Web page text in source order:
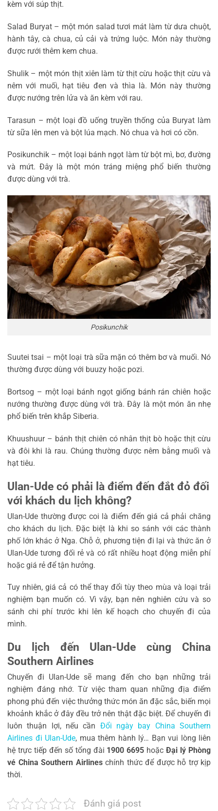
kèm với súp thịt.
Salad Buryat – một món salad tươi mát làm từ dưa chuột,
hành tây, cà chua, củ cải và trứng luộc. Món này thường
được rưới thêm kem chua.
Shulik – một món thịt xiên làm từ thịt cừu hoặc thịt cừu và
nêm với muối, hạt tiêu đen và thìa là. Món này thường
được nướng trên lửa và ăn kèm với rau.
Tarasun – một loại đồ uống truyền thống của Buryat làm
từ sữa lên men và bột lúa mạch. Nó chua và hơi có cồn.
Posikunchik – một loại bánh ngọt làm từ bột mì, bơ, đường
và mứt. Đây là một món tráng miệng phổ biến thường
được dùng với trà.
Posikunchik
Suutei tsai – một loại trà sữa mặn có thêm bơ và muối. Nó
thường được dùng với buuzy hoặc pozi.
Bortsog – một loại bánh ngọt giống bánh rán chiên hoặc
nướng thường được dùng với trà. Đây là một món ăn nhẹ
phổ biến trên khắp Siberia.
Khuushuur – bánh thịt chiên có nhân thịt bò hoặc thịt cừu
và đôi khi là rau. Chúng thường được nêm bằng muối và
hạt tiêu.
Ulan-Ude có phải là điểm đến đắt đỏ đối
với khách du lịch không?
Ulan-Ude thường được coi là điểm đến giá cả phải chăng
cho khách du lịch. Đặc biệt là khi so sánh với các thành
phố lớn khác ở Nga. Chỗ ở, phương tiện đi lại và thức ăn ở
Ulan-Ude tương đối rẻ và có rất nhiều hoạt động miễn phí
hoặc giá rẻ để tận hưởng.
Tuy nhiên, giá cả có thể thay đổi tùy theo mùa và loại trải
nghiệm bạn muốn có. Vì vậy, bạn nên nghiên cứu và so
sánh chi phí trước khi lên kế hoạch cho chuyến đi của
mình.
Du lịch đến Ulan-Ude cùng China
Southern Airlines
Chuyến đi Ulan-Ude sẽ mang đến cho bạn những trải
nghiệm đáng nhớ. Từ việc tham quan những địa điểm
phong phú đến việc thưởng thức món ăn đặc sắc, biến mọi
khoảnh khắc ở đây đều trở nên thật đặc biệt. Để chuyến đi
luôn thuận lợi, nếu cần Đổi ngày bay China Southern
Airlines đi Ulan-Ude, mua thêm hành lý… Bạn vui lòng liên
hệ trực tiếp đến số tổng đài 1900 6695 hoặcĐại lý Phòng
vé China Southern Airlineschính thức để được hỗ trợ kịp
thời.
Đánh giá post